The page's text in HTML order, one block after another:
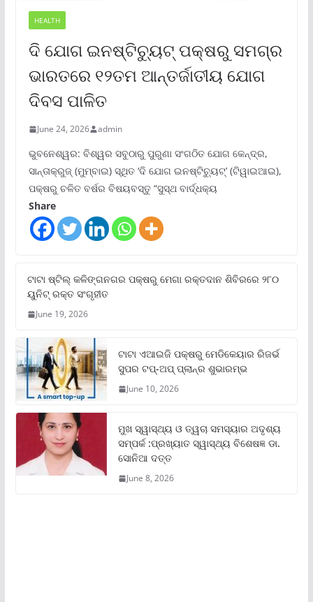
HEALTH
ଦି ଯୋଗ ଇନଷ୍ଟିଚ୍ୟୁଟ୍ ପକ୍ଷରୁ ସମଗ୍ର
ଭାରତରେ ୧୨ତମ ଆନ୍ତର୍ଜାତୀୟ ଯୋଗ
ଦିବସ ପାଳିତ
June 24, 2026 admin
ଭୁବନେଶ୍ୱର: ବିଶ୍ୱର ସବୁଠାରୁ ପୁରୁଣା ସଂଗଠିତ ଯୋଗ କେନ୍ଦ୍ର,
ସାନ୍ତାକ୍ରୁଜ୍ (ମୁମ୍ବାଇ) ସ୍ଥିତ ‘ଦି ଯୋଗ ଇନଷ୍ଟିଚ୍ୟୁଟ୍‌’ (ଟିୱାଇଆଇ),
ପକ୍ଷରୁ ଚଳିତ ବର୍ଷର ବିଷୟବସ୍ତୁ “ସୁସ୍ଥ ବାର୍ଦ୍ଧକ୍ୟ
Share
ଟାଟା ଷ୍ଟିଲ୍‌ କଳିଙ୍ଗନଗର ପକ୍ଷରୁ ମେଗା ରକ୍ତଦାନ ଶିବିରରେ ୨୮୦
ୟୁନିଟ୍‌ ରକ୍ତ ସଂଗୃହୀତ
June 19, 2026
ଟାଟା ଏଆଇଜି ପକ୍ଷରୁ ମେଡିକେୟାର ରିଜର୍ଭ
ସୁପର ଟପ୍‌-ଅପ୍ ପ୍ଲାନ୍‌ର ଶୁଭାରମ୍ଭ
June 10, 2026
ମୁଖ ସ୍ୱାସ୍ଥ୍ୟ ଓ ତ୍ୱଚା ସମସ୍ୟାର ଅଦୃଶ୍ୟ
ସମ୍ପର୍କ :ପ୍ରଖ୍ୟାତ ସ୍ୱାସ୍ଥ୍ୟ ବିଶେଷଜ୍ଞ ଡା.
ସୋନିଆ ଦତ୍ତ
June 8, 2026